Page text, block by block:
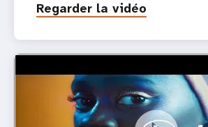
Regarder la vidéo